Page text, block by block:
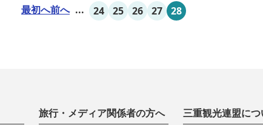
最初へ前へ ... 24 25 26 27 28
旅行・メディア関係者の方へ 三重観光連盟につ